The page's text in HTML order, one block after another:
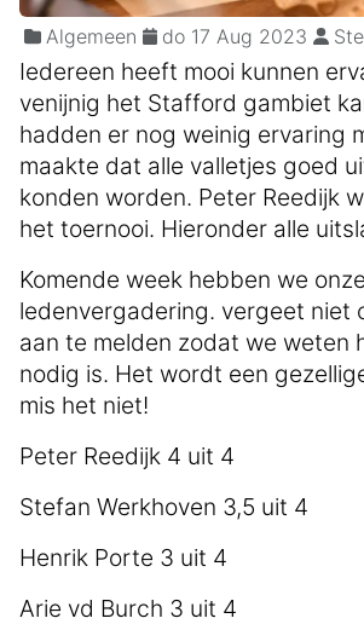
Algemeen do 17 Aug 2023
Iedereen heeft mooi kunnen
venijnig het Stafford gambiet
hadden er nog weinig ervaring
maakte dat alle valletjes goed
konden worden. Peter Reedijk
het toernooi. Hieronder alle
Komende week hebben we
ledenvergadering. vergeet niet
aan te melden zodat we weten
nodig is. Het wordt een
mis het niet!
Peter Reedijk 4 uit 4
Stefan Werkhoven 3,5 uit 4
Henrik Porte 3 uit 4
Arie vd Burch 3 uit 4